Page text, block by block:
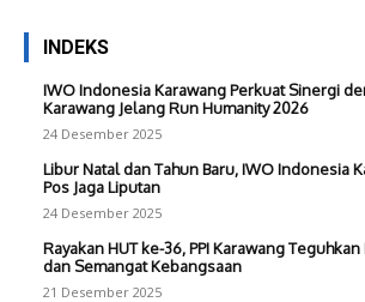
INDEKS
IWO Indonesia Karawang Perkuat Sinergi
Karawang Jelang Run Humanity 2026
24 Desember 2025
Libur Natal dan Tahun Baru, IWO Indonesia
Pos Jaga Liputan
24 Desember 2025
Rayakan HUT ke-36, PPI Karawang
dan Semangat Kebangsaan
21 Desember 2025